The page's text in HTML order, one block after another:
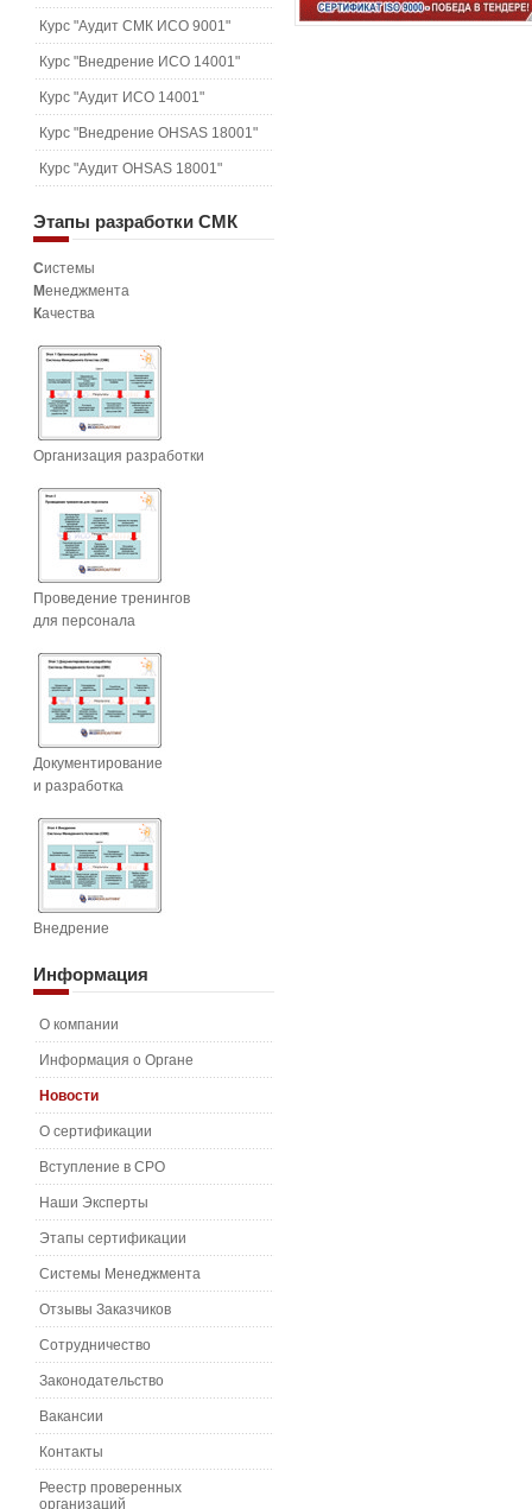
Курс "Аудит СМК ИСО 9001"
Курс "Внедрение ИСО 14001"
Курс "Аудит ИСО 14001"
Курс "Внедрение OHSAS 18001"
Курс "Аудит OHSAS 18001"
Этапы разработки СМК
Системы
Менеджмента
Качества
Организация разработки
Проведение тренингов
для персонала
Документирование
и разработка
Внедрение
Информация
О компании
Информация о Органе
Новости
О сертификации
Вступление в СРО
Наши Эксперты
Этапы сертификации
Системы Менеджмента
Отзывы Заказчиков
Сотрудничество
Законодательство
Вакансии
Контакты
Реестр проверенных
организаций